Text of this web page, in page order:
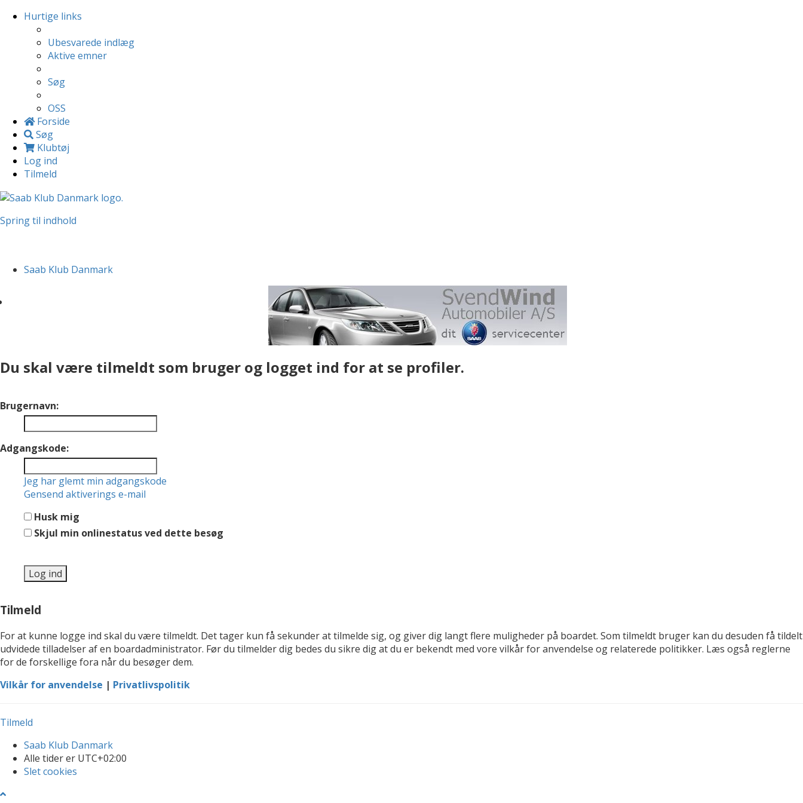
Hurtige links
Ubesvarede indlæg
Aktive emner
Søg
OSS
Forside
Søg
Klubtøj
Log ind
Tilmeld
Spring til indhold
Saab Klub Danmark
Du skal være tilmeldt som bruger og logget ind for at se profiler.
Brugernavn:
Adgangskode:
Jeg har glemt min adgangskode
Gensend aktiverings e-mail
Husk mig
Skjul min onlinestatus ved dette besøg
Tilmeld
For at kunne logge ind skal du være tilmeldt. Det tager kun få sekunder at tilmelde sig, og giver dig langt flere muligheder på boardet. Som tilmeldt bruger kan du desuden få tildelt
udvidede tilladelser af en boardadministrator. Før du tilmelder dig bedes du sikre dig at du er bekendt med vore vilkår for anvendelse og relaterede politikker. Læs også reglerne
for de forskellige fora når du besøger dem.
Vilkår for anvendelse | Privatlivspolitik
Tilmeld
Saab Klub Danmark
Alle tider er UTC+02:00
Slet cookies